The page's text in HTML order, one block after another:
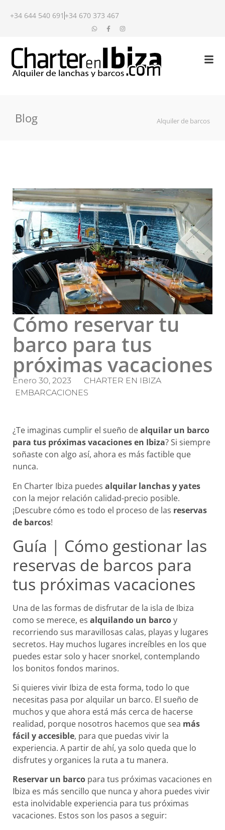
+34 644 540 691 +34 670 373 467
Blog Alquiler de barcos
Cómo reservar tu
barco para tus
próximas vacaciones
Enero 30, 2023
CHARTER EN IBIZA
EMBARCACIONES
¿Te imaginas cumplir el sueño dealquilar un barco
para tus próximas vacaciones en Ibiza? Si siempre
soñaste con algo así, ahora es más factible que
nunca.
En Charter Ibiza puedes alquilar lanchas y yates
con la mejor relación calidad-precio posible.
¡Descubre cómo es todo el proceso de las reservas
de barcos!
Guía | Cómo gestionar las
reservas de barcos para
tus próximas vacaciones
Una de las formas de disfrutar de la isla de Ibiza
como se merece, es alquilando un barcoy
recorriendo sus maravillosas calas, playas y lugares
secretos. Hay muchos lugares increíbles en los que
puedes estar solo y hacer snorkel, contemplando
los bonitos fondos marinos.
Si quieres vivir Ibiza de esta forma, todo lo que
necesitas pasa por alquilar un barco. El sueño de
muchos y que ahora está más cerca de hacerse
realidad, porque nosotros hacemos que sea más
fácil y accesible, para que puedas vivir la
experiencia. A partir de ahí, ya solo queda que lo
disfrutes y organices la ruta a tu manera.
Reservar un barco para tus próximas vacaciones en
Ibiza es más sencillo que nunca y ahora puedes vivir
esta inolvidable experiencia para tus próximas
vacaciones. Estos son los pasos a seguir: